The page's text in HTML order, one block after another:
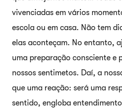
vivenciadas em vários
escola ou em casa. Não tem
elas aconteçam. No entanto,
uma preparação consciente e
nossos sentimetos. Daí, a
que uma reação: será uma
sentido, engloba